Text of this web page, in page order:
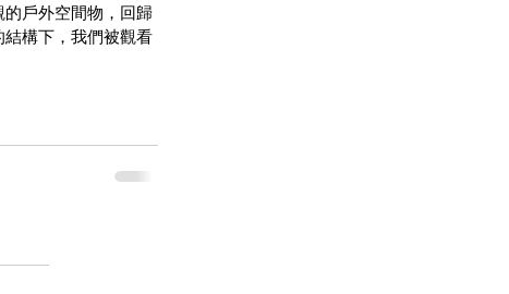
戶外空間物，回歸
構下，我們被觀看